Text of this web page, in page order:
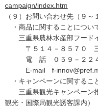
campaign/index.htm
（９）お問い合わせ先（９～
・商品に関することについ
三重県農林水産部フード
〒５１４－８５７０ 三
電 話 ０５９－２２４
E-mail f-
・キャンペーンに関するこ
三重県観光キャンペーン
観光・国際局観光誘客課内）